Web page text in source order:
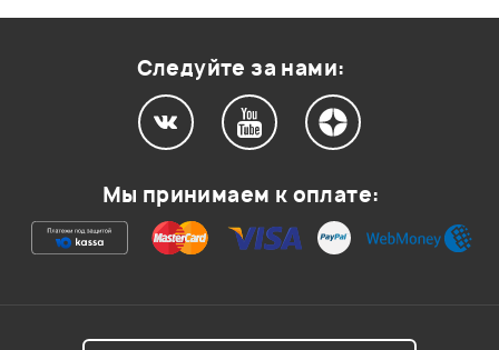
0
когда поступит?
Гость 29.04.2012
Здравствуйте! Увы, боюсь, что в ближ. месяца 2
Следуйте за нами:
Мы принимаем к оплате: